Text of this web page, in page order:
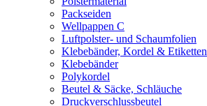
Packseiden
Wellpappen C
Luftpolster- und Schaumfolien
Klebebänder, Kordel & Etiketten
Klebebänder
Polykordel
Beutel & Säcke, Schläuche
Druckverschlussbeutel